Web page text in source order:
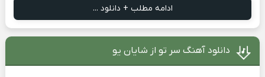
ادامه مطلب + دانلود ...
دانلود آهنگ سر تو از شایان یو